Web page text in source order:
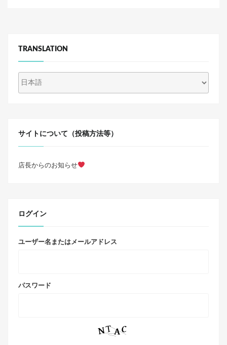
TRANSLATION
サイトについて（投稿方法等）
店長からのお知らせ
ログイン
ユーザー名またはメールアドレス
パスワード